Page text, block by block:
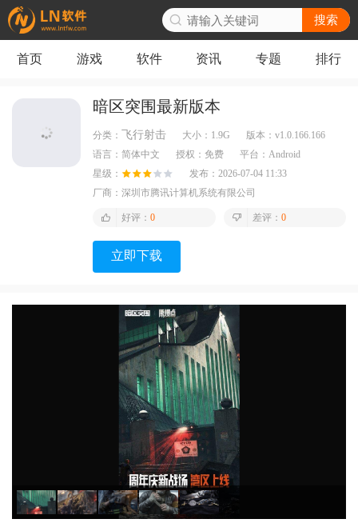
搜索
首页 游戏 软件 资讯 专题 排行
暗区突围最新版本
分类： 飞行射击 大小： 1.9G 版本： v1.0.166.166
语言： 简体中文 授权： 免费 平台： Android
星级：
发布： 2026-07-04 11:33
厂商： 深圳市腾讯计算机系统有限公司
好评： 0 差评： 0
立即下载